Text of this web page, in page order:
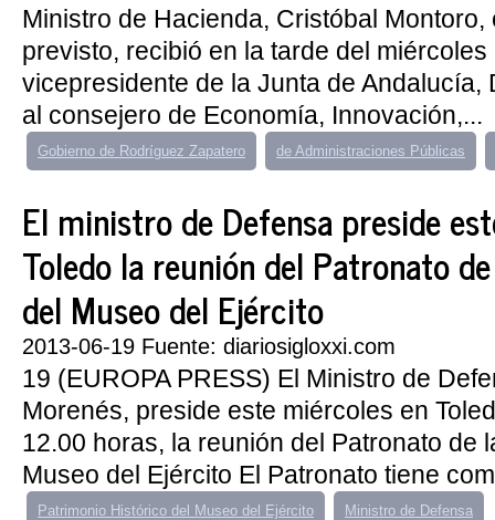
Ministro de Hacienda, Cristóbal Montoro,
previsto, recibió en la tarde del miércoles
vicepresidente de la Junta de Andalucía,
al consejero de Economía, Innovación,...
Gobierno de Rodríguez Zapatero de Administraciones Públicas
El ministro de Defensa preside
Toledo la reunión del Patronato
del Museo del Ejército
2013-06-19 Fuente: diariosigloxxi.com
19 (EUROPA PRESS) El Ministro de
Morenés, preside este miércoles en
12.00 horas, la reunión del Patronato de
Museo del Ejército El Patronato tiene
Patrimonio Histórico del Museo del Ejército Ministro de Defensa